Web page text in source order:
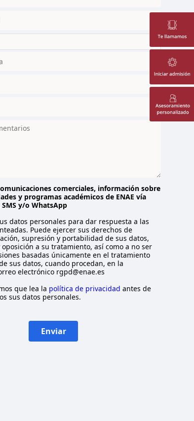
comerciales, información sobre
y programas académicos de ENAE vía
y/o WhatsApp
datos personales para dar respuesta a las
Puede ejercer sus derechos de
supresión y portabilidad de sus datos,
a su tratamiento, así como a no ser
basadas únicamente en el tratamiento
sus datos, cuando procedan, en la
electrónico rgpd@enae.es
que lea la política de privacidad antes de
sus datos personales.
Enviar